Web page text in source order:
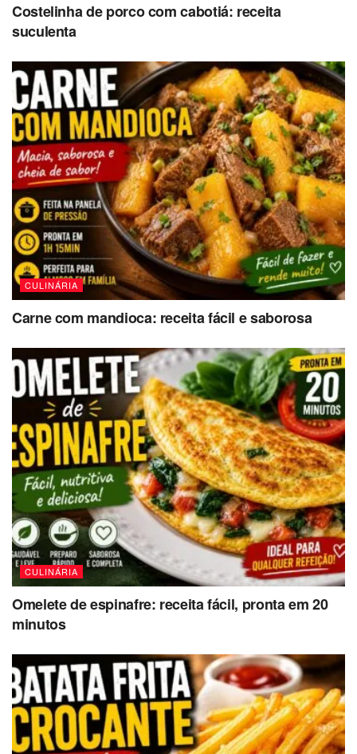
Costelinha de porco com cabotiá: receita
suculenta
CULINÁRIA
Carne com mandioca: receita fácil e saborosa
CULINÁRIA
Omelete de espinafre: receita fácil, pronta em 20
minutos